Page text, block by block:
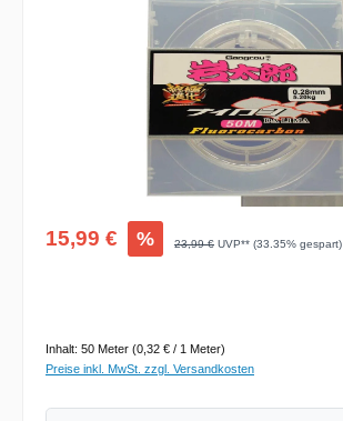
Verkaufspreis:
15,99 € % Regulärer Preis:
23,99 € UVP** (33.35% gespart)
Inhalt: 50 Meter (0,32 € / 1 Meter)
Preise inkl. MwSt. zzgl. Versandkosten